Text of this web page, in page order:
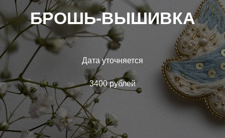
БРОШЬ-ВЫШИВКА
Дата уточняется
3400 рублей